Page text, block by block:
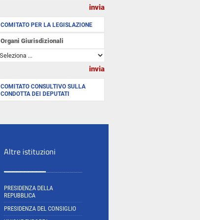
COMITATO PER LA LEGISLAZIONE
Organi Giurisdizionali
COMITATO CONSULTIVO SULLA
CONDOTTA DEI DEPUTATI
Altre istituzioni
PRESIDENZA DELLA
REPUBBLICA
PRESIDENZA DEL CONSIGLIO